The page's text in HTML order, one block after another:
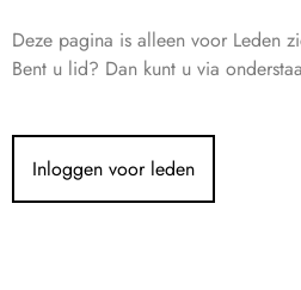
Deze pagina is alleen voor Leden
Bent u lid? Dan kunt u via
Inloggen voor leden